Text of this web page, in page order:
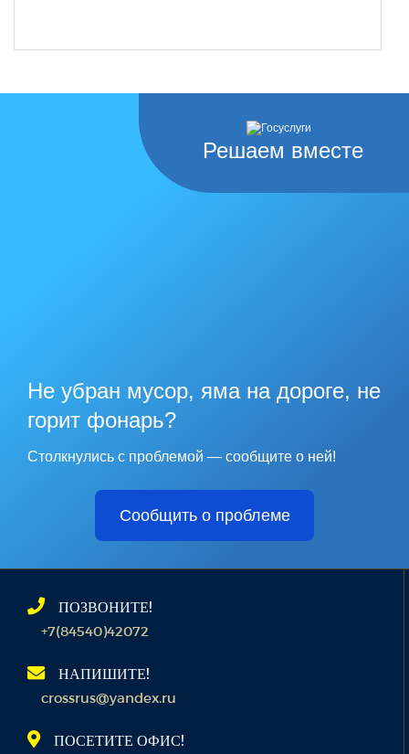
Решаем вместе
Не убран мусор, яма на дороге, не
горит фонарь?
Столкнулись с проблемой — сообщите о ней!
Сообщить о проблеме
ПОЗВОНИТЕ!
+7(84540)42072
НАПИШИТЕ!
crossrus@yandex.ru
ПОСЕТИТЕ ОФИС!